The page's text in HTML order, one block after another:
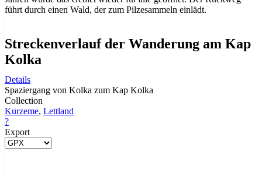
führt durch einen Wald, der zum Pilzesammeln einlädt.
Streckenverlauf der Wanderung am Kap
Kolka
Details
Spaziergang von Kolka zum Kap Kolka
Collection
Kurzeme, Lettland
?
Export